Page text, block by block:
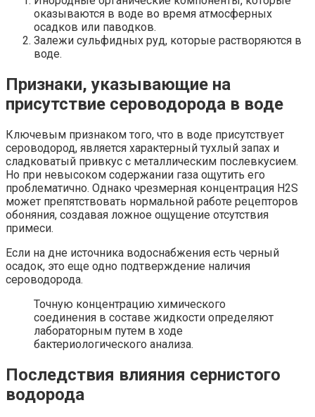
оказываются в воде во время атмосферных
осадков или паводков.
Залежи сульфидных руд, которые растворяются в
воде.
Признаки, указывающие на
присутствие сероводорода в воде
Ключевым признаком того, что в воде присутствует
сероводород, является характерный тухлый запах и
сладковатый привкус с металлическим послевкусием.
Но при невысоком содержании газа ощутить его
проблематично. Однако чрезмерная концентрация H2S
может препятствовать нормальной работе рецепторов
обоняния, создавая ложное ощущение отсутствия
примеси.
Если на дне источника водоснабжения есть черный
осадок, это еще одно подтверждение наличия
сероводорода.
Точную концентрацию химического
соединения в составе жидкости определяют
лабораторным путем в ходе
бактериологического анализа.
Последствия влияния сернистого
водорода